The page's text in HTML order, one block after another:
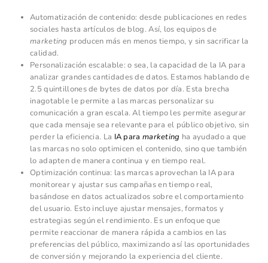
Automatización de contenido: desde publicaciones en redes
sociales hasta artículos de blog. Así, los equipos de
marketing producen más en menos tiempo, y sin sacrificar la
calidad.
Personalización escalable: o sea, la capacidad de la IA para
analizar grandes cantidades de datos. Estamos hablando de
2.5 quintillones de bytes de datos por día. Esta brecha
inagotable le permite a las marcas personalizar su
comunicación a gran escala. Al tiempo les permite asegurar
que cada mensaje sea relevante para el público objetivo, sin
perder la eficiencia. La IA para marketing ha ayudado a que
las marcas no solo optimicen el contenido, sino que también
lo adapten de manera continua y en tiempo real.
Optimización continua: las marcas aprovechan la IA para
monitorear y ajustar sus campañas en tiempo real,
basándose en datos actualizados sobre el comportamiento
del usuario. Esto incluye ajustar mensajes, formatos y
estrategias según el rendimiento. Es un enfoque que
permite reaccionar de manera rápida a cambios en las
preferencias del público, maximizando así las oportunidades
de conversión y mejorando la experiencia del cliente.